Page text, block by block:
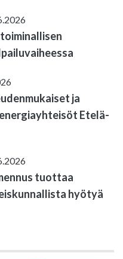
ja
Etelä-
tuottaa
hyötyä